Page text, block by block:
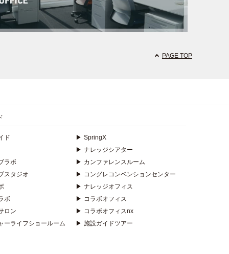
PAGE TOP
ド
ラボ
スタジオ
ボ
ロン
ーライフショールーム
▶ SpringX
▶ ナレッジシアター
▶ カンファレンスルーム
▶ コングレコンベンションセンター
▶ ナレッジオフィス
▶ コラボオフィス
▶ コラボオフィスnx
▶ 施設ガイドツアー